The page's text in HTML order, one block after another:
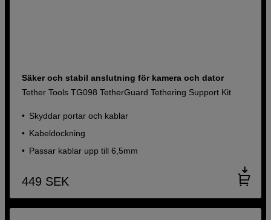
Säker och stabil anslutning för kamera och dator
Tether Tools TG098 TetherGuard Tethering Support Kit
Skyddar portar och kablar
Kabeldockning
Passar kablar upp till 6,5mm
449 SEK